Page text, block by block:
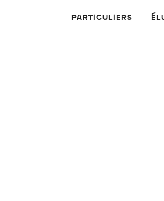
PARTICULIERS